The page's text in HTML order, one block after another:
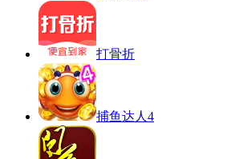
打骨折
捕鱼达人4